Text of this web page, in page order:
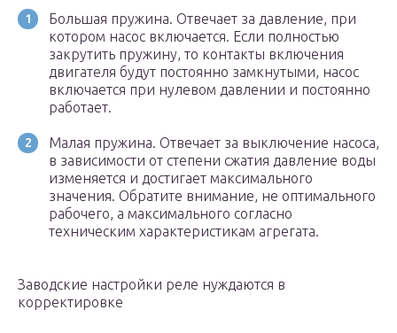
Большая пружина. Отвечает за давление, при
котором насос включается. Если полностью
закрутить пружину, то контакты включения
двигателя будут постоянно замкнутыми, насос
включается при нулевом давлении и постоянно
работает.
Малая пружина. Отвечает за выключение насоса,
в зависимости от степени сжатия давление воды
изменяется и достигает максимального
значения. Обратите внимание, не оптимального
рабочего, а максимального согласно
техническим характеристикам агрегата.
Заводские настройки реле нуждаются в
корректировке